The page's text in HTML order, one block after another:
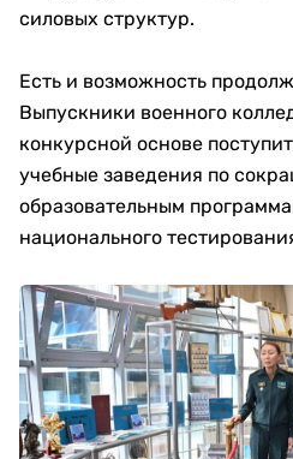
силовых структур.
Есть и возможность
Выпускники военного
конкурсной основе
учебные заведения по
образовательным
национального